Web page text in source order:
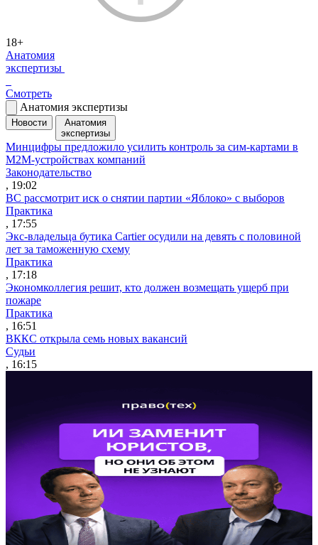
18+
Анатомия
экспертизы
Смотреть
Анатомия экспертизы
Новости
Анатомия
экспертизы
Минцифры предложило усилить контроль за сим-картами в
M2M-устройствах компаний
Законодательство
, 19:02
ВС рассмотрит иск о снятии партии «Яблоко» с выборов
Практика
, 17:55
Экс-владельца бутика Cartier осудили на девять с половиной
лет за таможенную схему
Практика
, 17:18
Экономколлегия решит, кто должен возмещать ущерб при
пожаре
Практика
, 16:51
ВККС открыла семь новых вакансий
Судьи
, 16:15